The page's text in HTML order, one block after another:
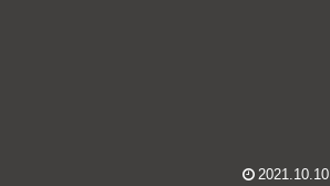
2021.10.10